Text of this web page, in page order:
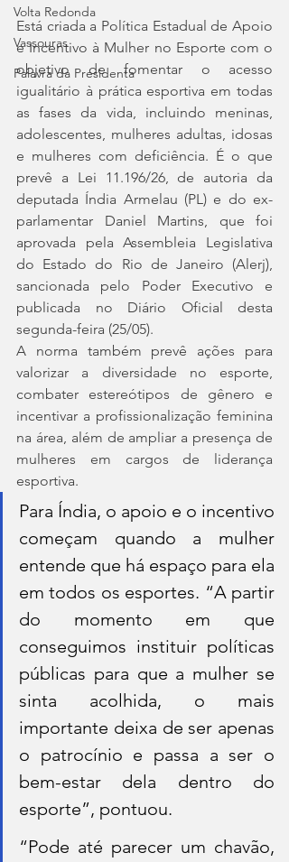
Volta Redonda
Vassouras
Palavra da Presidenta
Está criada a Política Estadual de Apoio
e Incentivo à Mulher no Esporte com o
objetivo de fomentar o acesso
igualitário à prática esportiva em todas
as fases da vida, incluindo meninas,
adolescentes, mulheres adultas, idosas
e mulheres com deficiência. É o que
prevê a Lei 11.196/26, de autoria da
deputada Índia Armelau (PL) e do ex-
parlamentar Daniel Martins, que foi
aprovada pela Assembleia Legislativa
do Estado do Rio de Janeiro (Alerj),
sancionada pelo Poder Executivo e
publicada no Diário Oficial desta
segunda-feira (25/05).
A norma também prevê ações para
valorizar a diversidade no esporte,
combater estereótipos de gênero e
incentivar a profissionalização feminina
na área, além de ampliar a presença de
mulheres em cargos de liderança
esportiva.
Para Índia, o apoio e o incentivo
começam quando a mulher
entende que há espaço para ela
em todos os esportes. “A partir
do momento em que
conseguimos instituir políticas
públicas para que a mulher se
sinta acolhida, o mais
importante deixa de ser apenas
o patrocínio e passa a ser o
bem-estar dela dentro do
esporte”, pontuou.
“Pode até parecer um chavão,